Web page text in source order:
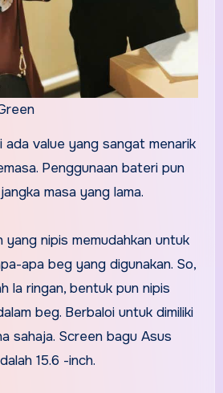
ada value yang sangat menarik
Penggunaan bateri pun
masa yang lama.
nipis memudahkan untuk
apa beg yang digunakan. So,
la ringan, bentuk pun nipis
beg. Berbaloi untuk dimiliki
sahaja. Screen bagu Asus
15.6 -inch.